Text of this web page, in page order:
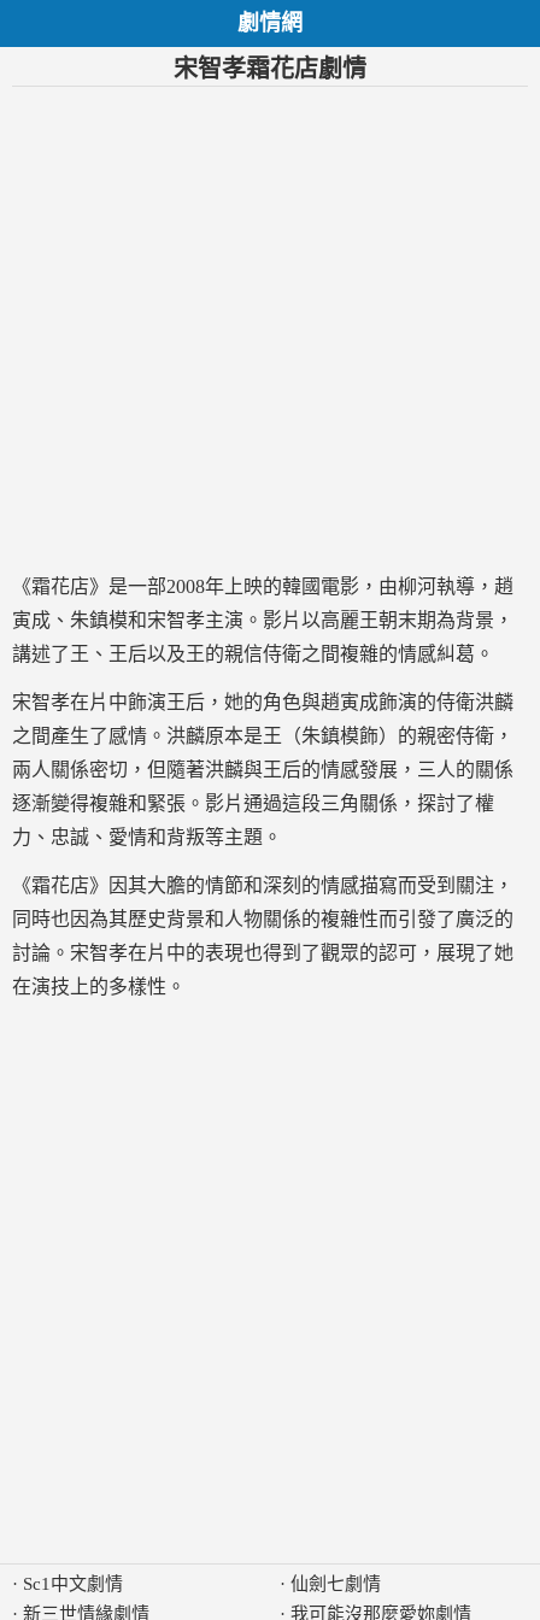
劇情網
宋智孝霜花店劇情
《霜花店》是一部2008年上映的韓國電影，由柳河執導，趙
寅成、朱鎮模和宋智孝主演。影片以高麗王朝末期為背景，
講述了王、王后以及王的親信侍衛之間複雜的情感糾葛。
宋智孝在片中飾演王后，她的角色與趙寅成飾演的侍衛洪麟
之間產生了感情。洪麟原本是王（朱鎮模飾）的親密侍衛，
兩人關係密切，但隨著洪麟與王后的情感發展，三人的關係
逐漸變得複雜和緊張。影片通過這段三角關係，探討了權
力、忠誠、愛情和背叛等主題。
《霜花店》因其大膽的情節和深刻的情感描寫而受到關注，
同時也因為其歷史背景和人物關係的複雜性而引發了廣泛的
討論。宋智孝在片中的表現也得到了觀眾的認可，展現了她
在演技上的多樣性。
· Sc1中文劇情
· 新三世情緣劇情
· 仙劍七劇情
· 我可能沒那麼愛妳劇情